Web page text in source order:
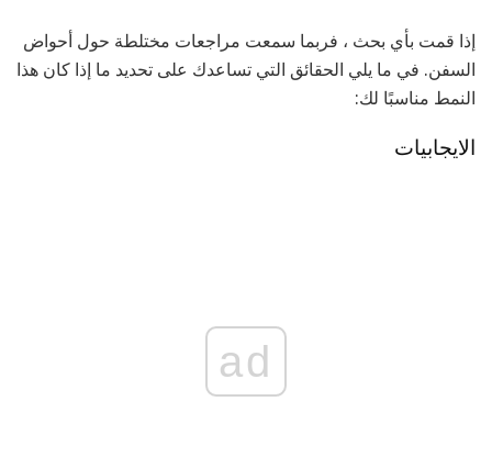
إذا قمت بأي بحث ، فربما سمعت مراجعات مختلطة حول أحواض
السفن. في ما يلي الحقائق التي تساعدك على تحديد ما إذا كان هذا
النمط مناسبًا لك:
الايجابيات
ad